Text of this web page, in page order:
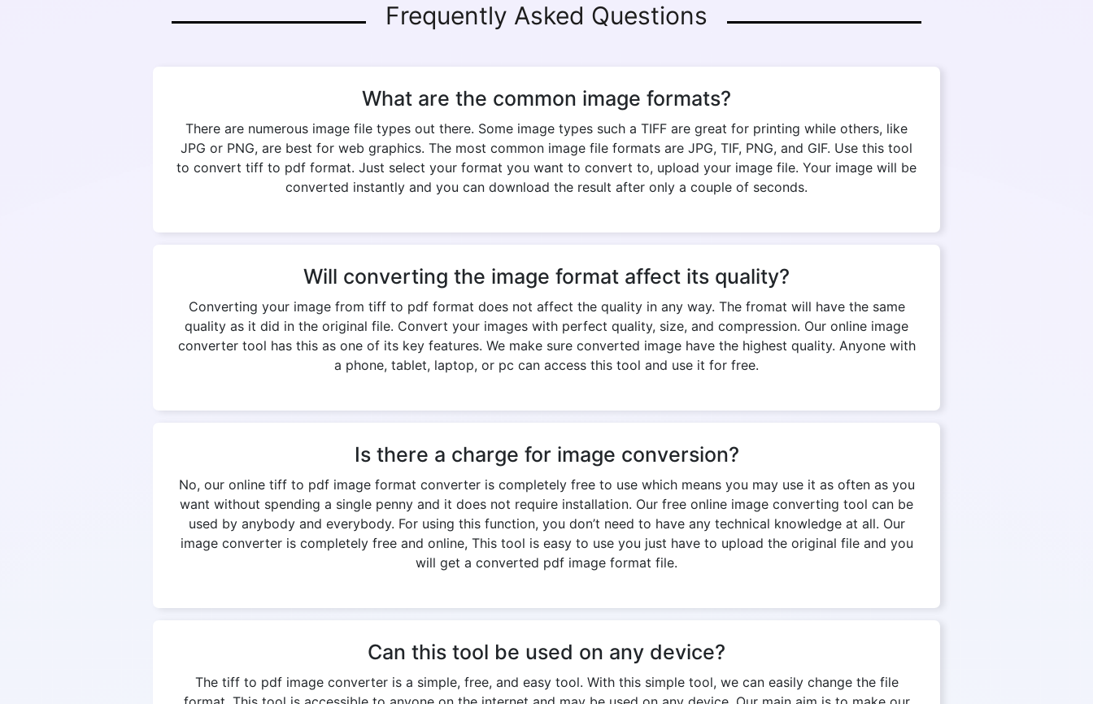
Frequently Asked Questions
What are the common image formats?
There are numerous image file types out there. Some image types such a TIFF are great for printing while others, like
JPG or PNG, are best for web graphics. The most common image file formats are JPG, TIF, PNG, and GIF. Use this tool
to convert tiff to pdf format. Just select your format you want to convert to, upload your image file. Your image will be
converted instantly and you can download the result after only a couple of seconds.
Will converting the image format affect its quality?
Converting your image from tiff to pdf format does not affect the quality in any way. The fromat will have the same
quality as it did in the original file. Convert your images with perfect quality, size, and compression. Our online image
converter tool has this as one of its key features. We make sure converted image have the highest quality. Anyone with
a phone, tablet, laptop, or pc can access this tool and use it for free.
Is there a charge for image conversion?
No, our online tiff to pdf image format converter is completely free to use which means you may use it as often as you
want without spending a single penny and it does not require installation. Our free online image converting tool can be
used by anybody and everybody. For using this function, you don’t need to have any technical knowledge at all. Our
image converter is completely free and online, This tool is easy to use you just have to upload the original file and you
will get a converted pdf image format file.
Can this tool be used on any device?
The tiff to pdf image converter is a simple, free, and easy tool. With this simple tool, we can easily change the file